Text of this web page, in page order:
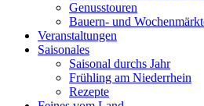
Genusstouren
Bauern- und
Veranstaltungen
Saisonales
Saisonal durchs Jahr
Frühling am Niederrhein
Rezepte